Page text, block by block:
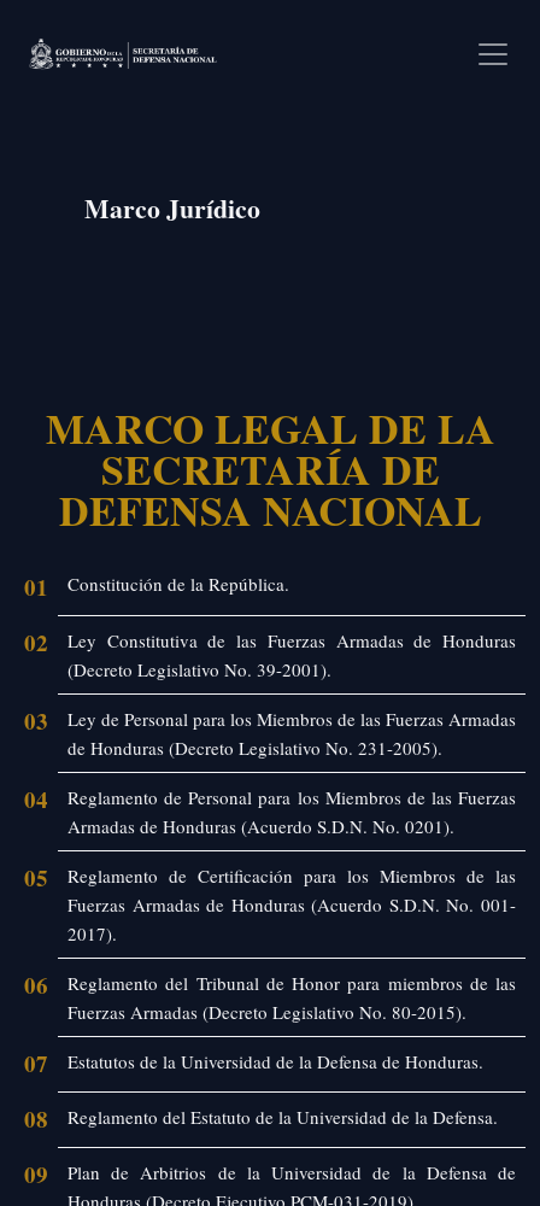
Marco Jurídico
MARCO LEGAL DE LA
SECRETARÍA DE
DEFENSA NACIONAL
01 Constitución de la República.
02
Ley Constitutiva de las Fuerzas Armadas de Honduras
(Decreto Legislativo No. 39-2001).
03
Ley de Personal para los Miembros de las Fuerzas Armadas
de Honduras (Decreto Legislativo No. 231-2005).
04
Reglamento de Personal para los Miembros de las Fuerzas
Armadas de Honduras (Acuerdo S.D.N. No. 0201).
05
Reglamento de Certificación para los Miembros de las
Fuerzas Armadas de Honduras (Acuerdo S.D.N. No. 001-
2017).
06
Reglamento del Tribunal de Honor para miembros de las
Fuerzas Armadas (Decreto Legislativo No. 80-2015).
07 Estatutos de la Universidad de la Defensa de Honduras.
08 Reglamento del Estatuto de la Universidad de la Defensa.
09
Plan de Arbitrios de la Universidad de la Defensa de